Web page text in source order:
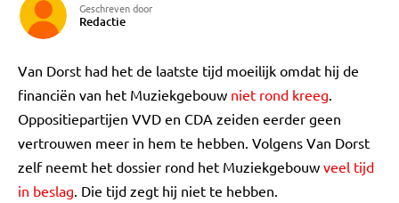
Geschreven door
Redactie
Van Dorst had het de laatste tijd moeilijk omdat hij de
financiën van het Muziekgebouw niet rond kreeg.
Oppositiepartijen VVD en CDA zeiden eerder geen
vertrouwen meer in hem te hebben. Volgens Van Dorst
zelf neemt het dossier rond het Muziekgebouw veel tijd
in beslag. Die tijd zegt hij niet te hebben.